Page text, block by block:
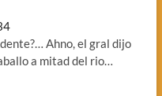
Ahno, el gral dijo
a mitad del rio…